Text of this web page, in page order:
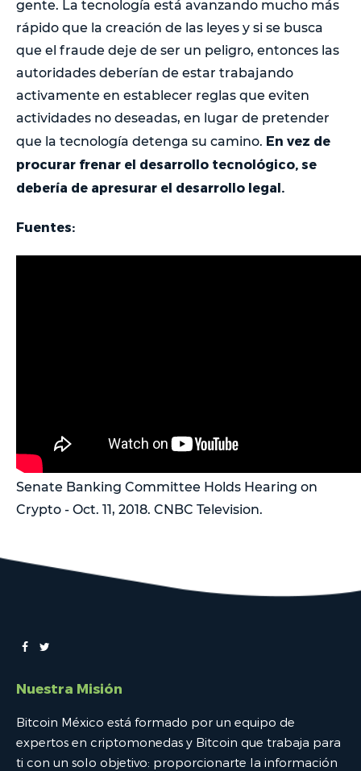
gente. La tecnología está avanzando mucho más
rápido que la creación de las leyes y si se busca
que el fraude deje de ser un peligro, entonces las
autoridades deberían de estar trabajando
activamente en establecer reglas que eviten
actividades no deseadas, en lugar de pretender
que la tecnología detenga su camino. En vez de
procurar frenar el desarrollo tecnológico, se
debería de apresurar el desarrollo legal.
Fuentes:
Senate Banking Committee Holds Hearing on
Crypto - Oct. 11, 2018. CNBC Television.
Nuestra Misión
Bitcoin México está formado por un equipo de
expertos en criptomonedas y Bitcoin que trabaja para
ti con un solo objetivo: proporcionarte la información